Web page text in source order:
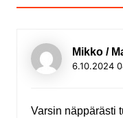
Mikko /
6.10.2024
Varsin näppärästi